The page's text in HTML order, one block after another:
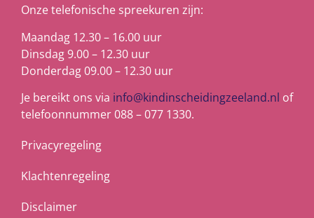
Onze telefonische spreekuren zijn:
Maandag 12.30 – 16.00 uur
Dinsdag 9.00 – 12.30 uur
Donderdag 09.00 – 12.30 uur
Je bereikt ons via info@kindinscheidingzeeland.nl of
telefoonnummer 088 – 077 1330.
Privacyregeling
Klachtenregeling
Disclaimer